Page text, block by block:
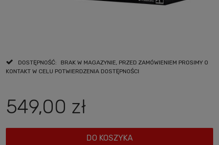
DOSTĘPNOŚĆ:
BRAK W MAGAZYNIE, PRZED ZAMÓWIENIEM PROSIMY O
KONTAKT W CELU POTWIERDZENIA DOSTĘPNOŚCI
549,00 zł
DO KOSZYKA